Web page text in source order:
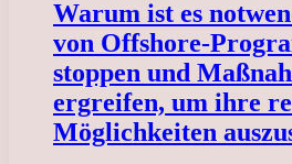
Warum ist es
von Offshore-
stoppen und
ergreifen, um ihre
Möglichkeiten